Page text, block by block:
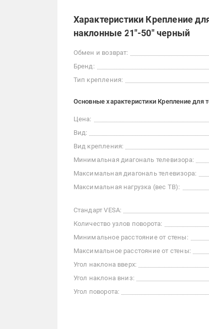
Характеристики Крепление
наклонные 21"-50" черный
Обмен и возврат:
Бренд:
Тип крепления:
Основные характеристики Крепление для
Цена:
Вид:
Вид крепления:
Минимальная диагональ телевизора:
Максимальная диагональ телевизора:
Максимальная нагрузка (вес ТВ):
Стандарт VESA:
Количество узлов поворота:
Минимальное расстояние от стены:
Максимальное расстояние от стены:
Угол наклона вверх:
Угол наклона вниз:
Угол поворота: